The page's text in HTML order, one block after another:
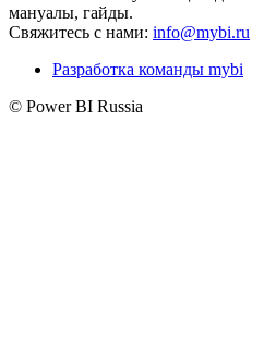
мануалы, гайды.
Свяжитесь с нами: info@mybi.ru
Разработка команды mybi
© Power BI Russia